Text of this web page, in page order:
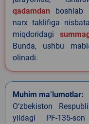
qadamdan boshlab
narx taklifiga
miqdoridagi
Bunda, ushbu
olinadi.
Muhim ma’lumotlar:
O‘zbekiston
yildagi PF-135-